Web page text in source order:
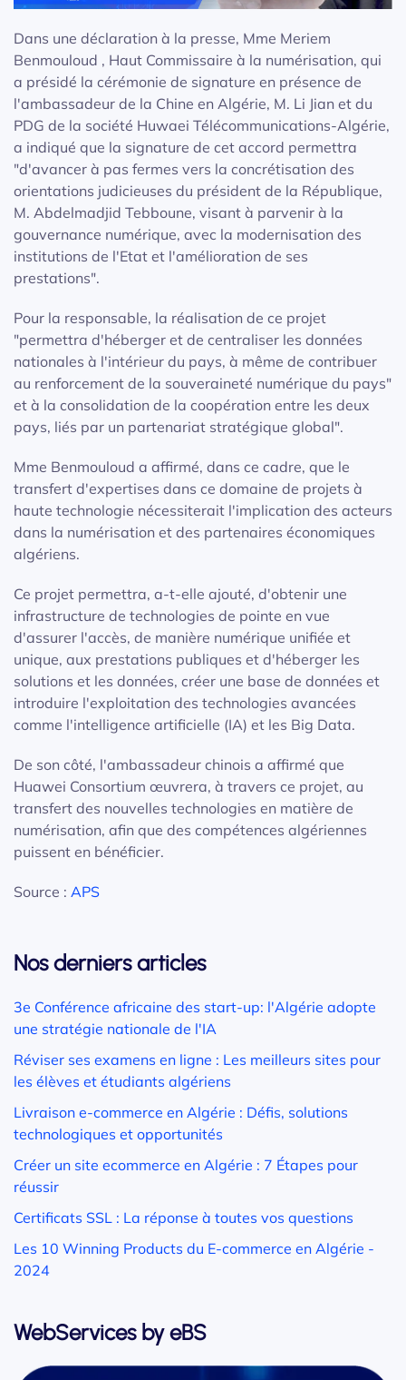
Dans une déclaration à la presse, Mme Meriem
Benmouloud , Haut Commissaire à la numérisation, qui
a présidé la cérémonie de signature en présence de
l'ambassadeur de la Chine en Algérie, M. Li Jian et du
PDG de la société Huwaei Télécommunications-Algérie,
a indiqué que la signature de cet accord permettra
"d'avancer à pas fermes vers la concrétisation des
orientations judicieuses du président de la République,
M. Abdelmadjid Tebboune, visant à parvenir à la
gouvernance numérique, avec la modernisation des
institutions de l'Etat et l'amélioration de ses
prestations".
Pour la responsable, la réalisation de ce projet
"permettra d'héberger et de centraliser les données
nationales à l'intérieur du pays, à même de contribuer
au renforcement de la souveraineté numérique du pays"
et à la consolidation de la coopération entre les deux
pays, liés par un partenariat stratégique global".
Mme Benmouloud a affirmé, dans ce cadre, que le
transfert d'expertises dans ce domaine de projets à
haute technologie nécessiterait l'implication des acteurs
dans la numérisation et des partenaires économiques
algériens.
Ce projet permettra, a-t-elle ajouté, d'obtenir une
infrastructure de technologies de pointe en vue
d'assurer l'accès, de manière numérique unifiée et
unique, aux prestations publiques et d'héberger les
solutions et les données, créer une base de données et
introduire l'exploitation des technologies avancées
comme l'intelligence artificielle (IA) et les Big Data.
De son côté, l'ambassadeur chinois a affirmé que
Huawei Consortium œuvrera, à travers ce projet, au
transfert des nouvelles technologies en matière de
numérisation, afin que des compétences algériennes
puissent en bénéficier.
Source : APS
Nos derniers articles
3e Conférence africaine des start-up: l'Algérie adopte
une stratégie nationale de l'IA
Réviser ses examens en ligne : Les meilleurs sites pour
les élèves et étudiants algériens
Livraison e-commerce en Algérie : Défis, solutions
technologiques et opportunités
Créer un site ecommerce en Algérie : 7 Étapes pour
réussir
Certificats SSL : La réponse à toutes vos questions
Les 10 Winning Products du E-commerce en Algérie -
2024
WebServices by eBS